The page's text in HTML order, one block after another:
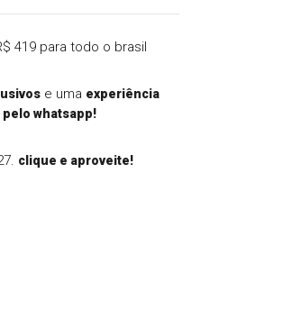
419 para todo o brasil
e uma experiência
whatsapp!
clique e aproveite!